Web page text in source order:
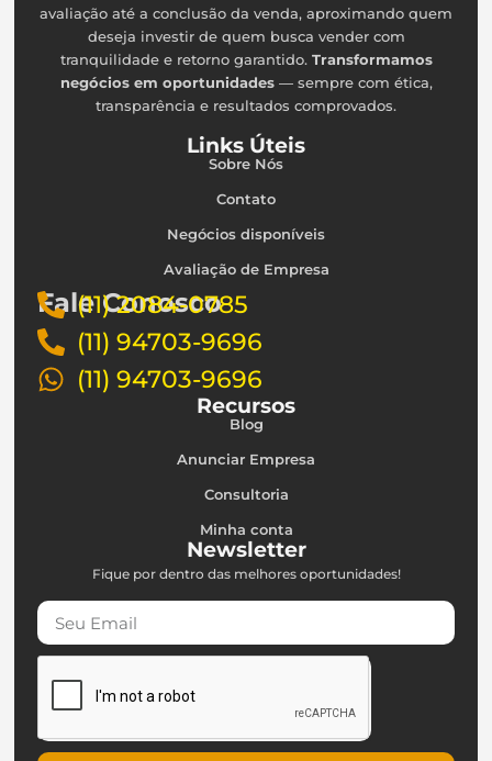
avaliação até a conclusão da venda, aproximando quem
deseja investir de quem busca vender com
tranquilidade e retorno garantido. Transformamos
negócios em oportunidades— sempre com ética,
transparência e resultados comprovados.
Links Úteis
Sobre Nós
Contato
Negócios disponíveis
Avaliação de Empresa
Fale Conosco
(11) 2084-0785
(11) 94703-9696
(11) 94703-9696
Recursos
Blog
Anunciar Empresa
Consultoria
Minha conta
Newsletter
Fique por dentro das melhores oportunidades!